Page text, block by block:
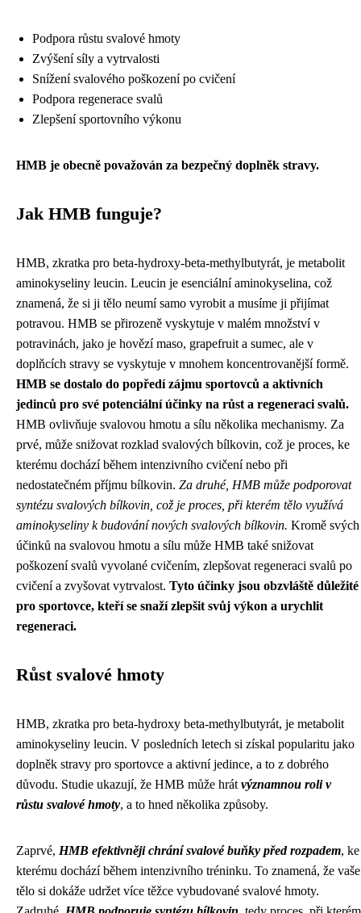
Podpora růstu svalové hmoty
Zvýšení síly a vytrvalosti
Snížení svalového poškození po cvičení
Podpora regenerace svalů
Zlepšení sportovního výkonu
HMB je obecně považován za bezpečný doplněk stravy.
Jak HMB funguje?
HMB, zkratka pro beta-hydroxy-beta-methylbutyrát, je metabolit
aminokyseliny leucin. Leucin je esenciální aminokyselina, což
znamená, že si ji tělo neumí samo vyrobit a musíme ji přijímat
potravou. HMB se přirozeně vyskytuje v malém množství v
potravinách, jako je hovězí maso, grapefruit a sumec, ale v
doplňcích stravy se vyskytuje v mnohem koncentrovanější formě.
HMB se dostalo do popředí zájmu sportovců a aktivních
jedinců pro své potenciální účinky na růst a regeneraci svalů.
HMB ovlivňuje svalovou hmotu a sílu několika mechanismy. Za
prvé, může snižovat rozklad svalových bílkovin, což je proces, ke
kterému dochází během intenzivního cvičení nebo při
nedostatečném příjmu bílkovin. Za druhé, HMB může podporovat
syntézu svalových bílkovin, což je proces, při kterém tělo využívá
aminokyseliny k budování nových svalových bílkovin. Kromě svých
účinků na svalovou hmotu a sílu může HMB také snižovat
poškození svalů vyvolané cvičením, zlepšovat regeneraci svalů po
cvičení a zvyšovat vytrvalost. Tyto účinky jsou obzvláště důležité
pro sportovce, kteří se snaží zlepšit svůj výkon a urychlit
regeneraci.
Růst svalové hmoty
HMB, zkratka pro beta-hydroxy beta-methylbutyrát, je metabolit
aminokyseliny leucin. V posledních letech si získal popularitu jako
doplněk stravy pro sportovce a aktivní jedince, a to z dobrého
důvodu. Studie ukazují, že HMB může hrát významnou roli v
růstu svalové hmoty, a to hned několika způsoby.
Zaprvé, HMB efektivněji chrání svalové buňky před rozpadem, ke
kterému dochází během intenzivního tréninku. To znamená, že vaše
tělo si dokáže udržet více těžce vybudované svalové hmoty.